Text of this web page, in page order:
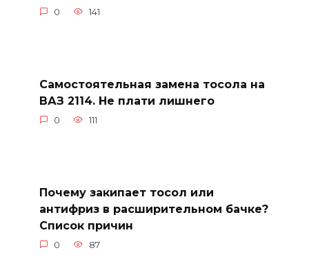
0 141
Самостоятельная замена тосола на
ВАЗ 2114. Не плати лишнего
0 111
Почему закипает тосол или
антифриз в расширительном бачке?
Список причин
0 87